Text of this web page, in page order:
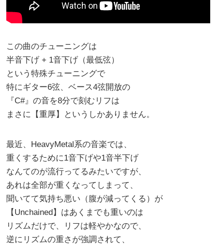
この曲のチューニングは
半音下げ + 1音下げ（最低弦）
という特殊チューニングで
特にギター6弦、ベース4弦開放の
『C#』の音を8分で刻むリフは
まさに【重厚】というしかありません。
最近、HeavyMetal系の音楽では、
重くするために1音下げや1音半下げ
なんてのが流行ってるみたいですが、
あれは全部が重くなってしまって、
聞いてて気持ち悪い（腹が減ってくる）が
【Unchained】はあくまでも重いのは
リズムだけで、リフは軽やかなので、
逆にリズムの重さが強調されて、